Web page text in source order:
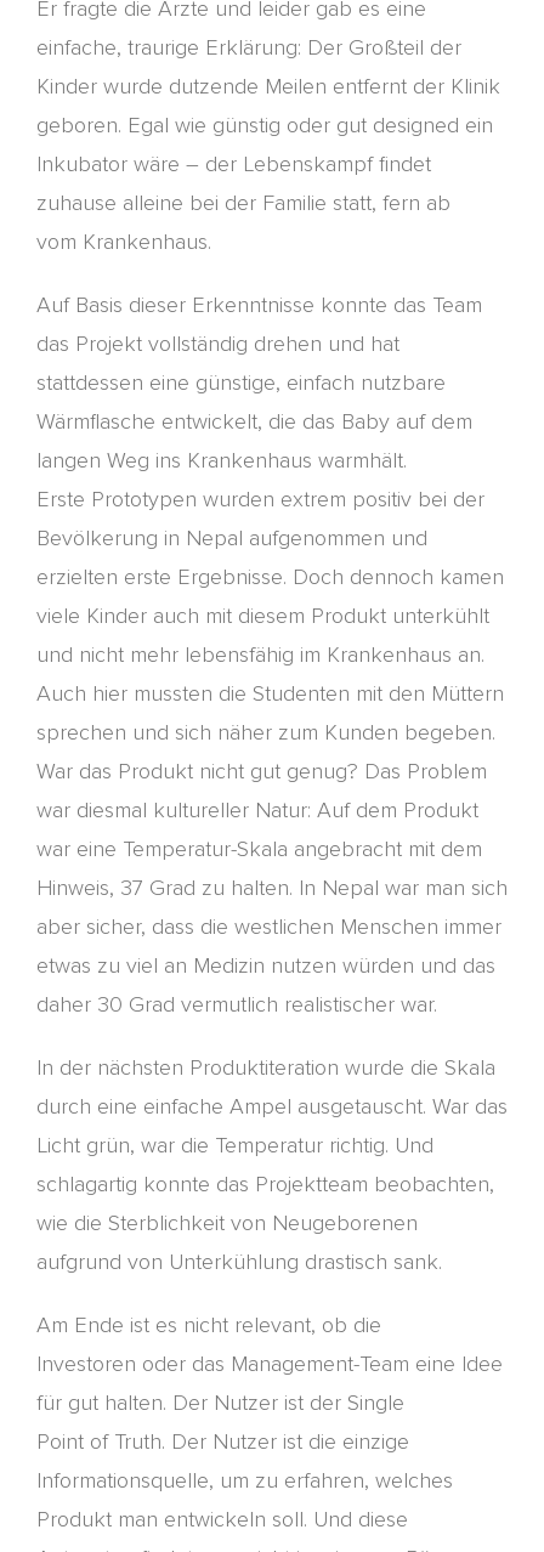
Er fragte die Ärzte und leider gab es eine
einfache, traurige Erklärung: Der Großteil der
Kinder wurde dutzende Meilen entfernt der Klinik
geboren. Egal wie günstig oder gut designed ein
Inkubator wäre – der Lebenskampf findet
zuhause alleine bei der Familie statt, fern ab
vom Krankenhaus.
Auf Basis dieser Erkenntnisse konnte das Team
das Projekt vollständig drehen und hat
stattdessen eine günstige, einfach nutzbare
Wärmflasche entwickelt, die das Baby auf dem
langen Weg ins Krankenhaus warmhält.
Erste Prototypen wurden extrem positiv bei der
Bevölkerung in Nepal aufgenommen und
erzielten erste Ergebnisse. Doch dennoch kamen
viele Kinder auch mit diesem Produkt unterkühlt
und nicht mehr lebensfähig im Krankenhaus an.
Auch hier mussten die Studenten mit den Müttern
sprechen und sich näher zum Kunden begeben.
War das Produkt nicht gut genug? Das Problem
war diesmal kultureller Natur: Auf dem Produkt
war eine Temperatur-Skala angebracht mit dem
Hinweis, 37 Grad zu halten. In Nepal war man sich
aber sicher, dass die westlichen Menschen immer
etwas zu viel an Medizin nutzen würden und das
daher 30 Grad vermutlich realistischer war.
In der nächsten Produktiteration wurde die Skala
durch eine einfache Ampel ausgetauscht. War das
Licht grün, war die Temperatur richtig. Und
schlagartig konnte das Projektteam beobachten,
wie die Sterblichkeit von Neugeborenen
aufgrund von Unterkühlung drastisch sank.
Am Ende ist es nicht relevant, ob die
Investoren oder das Management-Team eine Idee
für gut halten. Der Nutzer ist der Single
Point of Truth. Der Nutzer ist die einzige
Informationsquelle, um zu erfahren, welches
Produkt man entwickeln soll. Und diese